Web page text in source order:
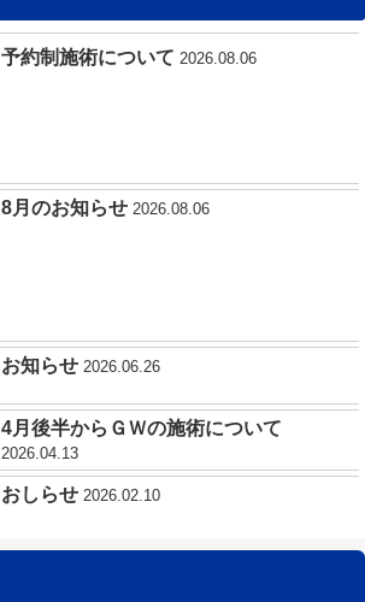
予約制施術について 2026.08.06
8月のお知らせ 2026.08.06
お知らせ 2026.06.26
4月後半からＧＷの施術について
2026.04.13
おしらせ 2026.02.10